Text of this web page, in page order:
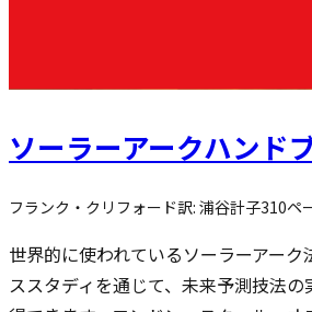
ソーラーアークハンド
フランク・クリフォード訳: 浦谷計子310ペ
世界的に使われているソーラーアーク
ススタディを通じて、未来予測技法